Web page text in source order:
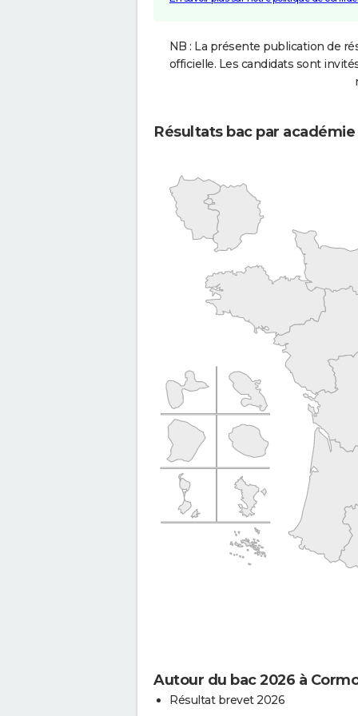
NB : La présente publication de
officielle. Les candidats sont
Résultats bac par académie
Autour du bac 2026 à
Résultat brevet 2026